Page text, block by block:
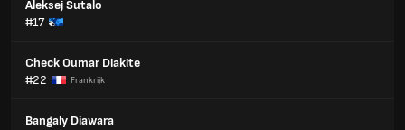
Aleksej Sutalo
#17
Check Oumar Diakite
#22
Frankrijk
Bangaly Diawara